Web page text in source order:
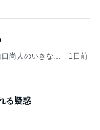
尚人のいきなり
1日前
る疑惑